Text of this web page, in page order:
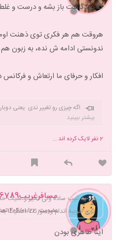
که دیدگاهت باز بشه و درست و
هروقت هم هر فکری توی ذهنت
ندونستی ادامه ش نده، به زبون هم
افکار و حرفای ما ارتعاش و
trust me , I'm a good Witchبیشتر ببینید
2نفر لایک کرده اند ...
مسافرغریب123456789
عضویت: 1404/01/22
یه تیپ ساده ولی تمیز و شیک
بوی خوببه اندام و صورتت اهمیت
اینا ظاهری بودن